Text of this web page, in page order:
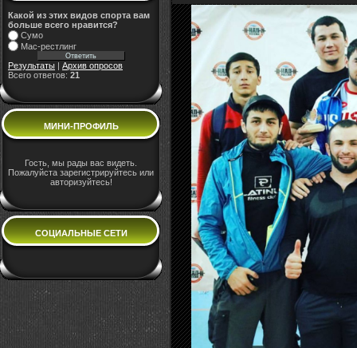
Какой из этих видов спорта вам
больше всего нравится?
Сумо
Мас-рестлинг
Результаты
Архив опросов
Всего ответов: 21
МИНИ-ПРОФИЛЬ
Гость, мы рады вас видеть.
Пожалуйста зарегистрируйтесь или
авторизуйтесь!
СОЦИАЛЬНЫЕ СЕТИ